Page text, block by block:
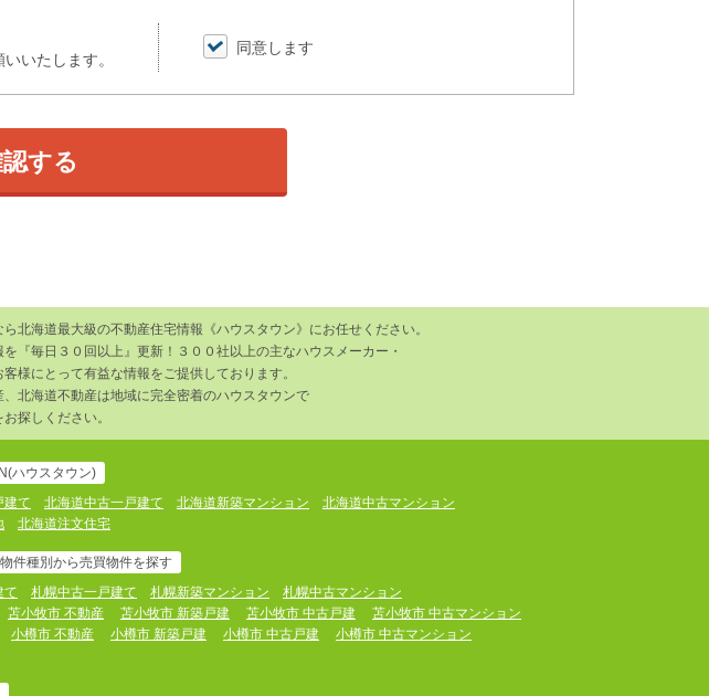
いたします。
同意します
する
北海道最大級の不動産住宅情報《ハウスタウン》にお任せください。
『毎日３０回以上』更新！３００社以上の主なハウスメーカー・
様にとって有益な情報をご提供しております。
、北海道不動産は地域に完全密着のハウスタウンで
探しください。
ハウスタウン)
建て
北海道中古一戸建て 北海道新築マンション
北海道中古マンション
北海道注文住宅
件種別から売買物件を探す
て
札幌中古一戸建て 札幌新築マンション
札幌中古マンション
苫小牧市 不動産 苫小牧市 新築戸建 苫小牧市 中古戸建
苫小牧市 中古マンション
小樽市 不動産 小樽市 新築戸建 小樽市 中古戸建
小樽市 中古マンション